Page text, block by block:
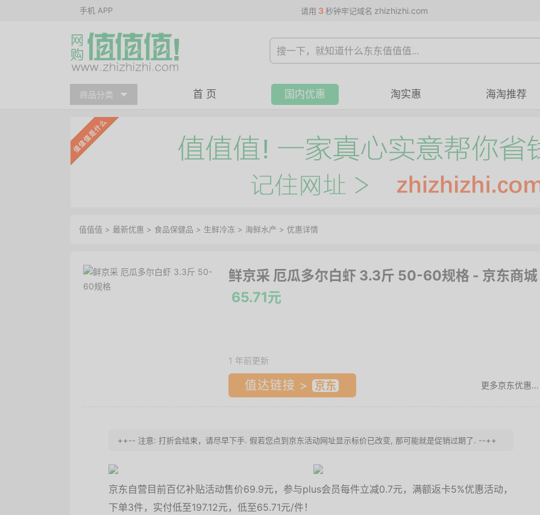
手机 APP 请用 3 秒钟牢记域名 zhizhizhi.com
商品分类 首 页 国内优惠 淘实惠 海淘推荐
值值值 > 最新优惠 > 食品保健品 > 生鲜冷冻 > 海鲜水产 > 优惠详情
鲜京采 厄瓜多尔白虾 3.3斤 50-60规格 - 京东商城
65.71元
1 年前更新
值达链接 > 更多京东优惠...
++-- 注意: 打折会结束，请尽早下手. 假若您点到京东活动网址显示标价已改变, 那可能就是促销过期了. --++
京东自营目前百亿补贴活动售价69.9元，参与plus会员每件立减0.7元，满额返卡5%优惠活动，
下单3件，实付低至197.12元，低至65.71元/件！